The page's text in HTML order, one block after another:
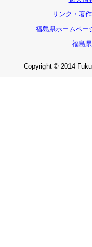
リンク・著
福島県ホームペー
福島
Copyright © 2014